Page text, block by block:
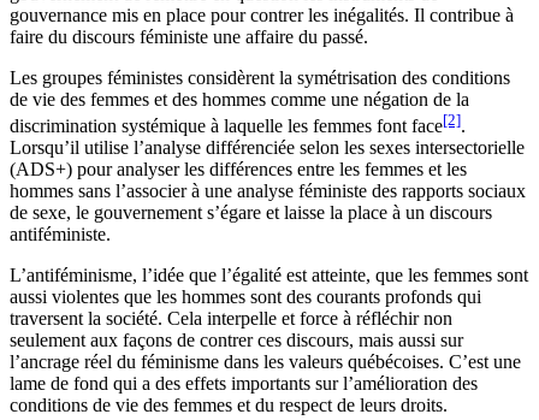
gouvernance mis en place pour contrer les inégalités. Il contribue à
faire du discours féministe une affaire du passé.
Les groupes féministes considèrent la symétrisation des conditions
de vie des femmes et des hommes comme une négation de la
discrimination systémique à laquelle les femmes font face[2].
Lorsqu’il utilise l’analyse différenciée selon les sexes intersectorielle
(ADS+) pour analyser les différences entre les femmes et les
hommes sans l’associer à une analyse féministe des rapports sociaux
de sexe, le gouvernement s’égare et laisse la place à un discours
antiféministe.
L’antiféminisme, l’idée que l’égalité est atteinte, que les femmes sont
aussi violentes que les hommes sont des courants profonds qui
traversent la société. Cela interpelle et force à réfléchir non
seulement aux façons de contrer ces discours, mais aussi sur
l’ancrage réel du féminisme dans les valeurs québécoises. C’est une
lame de fond qui a des effets importants sur l’amélioration des
conditions de vie des femmes et du respect de leurs droits.